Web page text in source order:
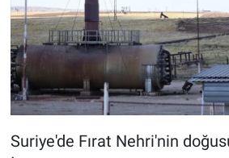
Suriye'de Fırat Nehri'nin